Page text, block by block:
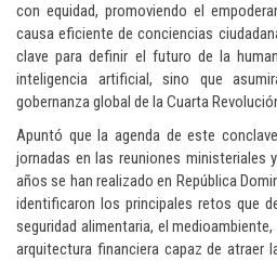
con equidad, promoviendo el
causa eficiente de conciencias
clave para definir el futuro de la
inteligencia artificial, sino que
gobernanza global de la Cuarta
Apuntó que la agenda de este
jornadas en las reuniones
años se han realizado en República
identificaron los principales retos que
seguridad alimentaria, el
arquitectura financiera capaz de atraer